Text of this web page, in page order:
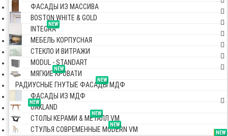
ФАСАДЫ ИЗ МАССИВА
BOSTON WHITE & GOLD
NEW
INTEGRA
МЕБЕЛЬ КОРПУСНАЯ
СТЕКЛО И ВИТРАЖИ
MODUL - STANDART
NEW
МЯГКИЕ КРОВАТИ
NEW
РАДИУСНЫЕ ГНУТЫЕ ФАСАДЫ МДФ
ФАСАДЫ ИЗ МДФ
NEW
OAKLAND
NEW
СТОЛЫ КЕРАМИ & МЕТАЛЛ VM
NEW
СТУЛЬЯ СОВРЕМЕННЫЕ MODERN VM TOP
NEW
NEW
NEW